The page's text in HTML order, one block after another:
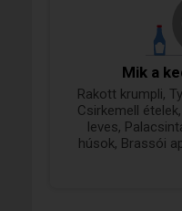
Mik a
Rakott krumpli,
Csirkemell
leves,
húsok, Brassói